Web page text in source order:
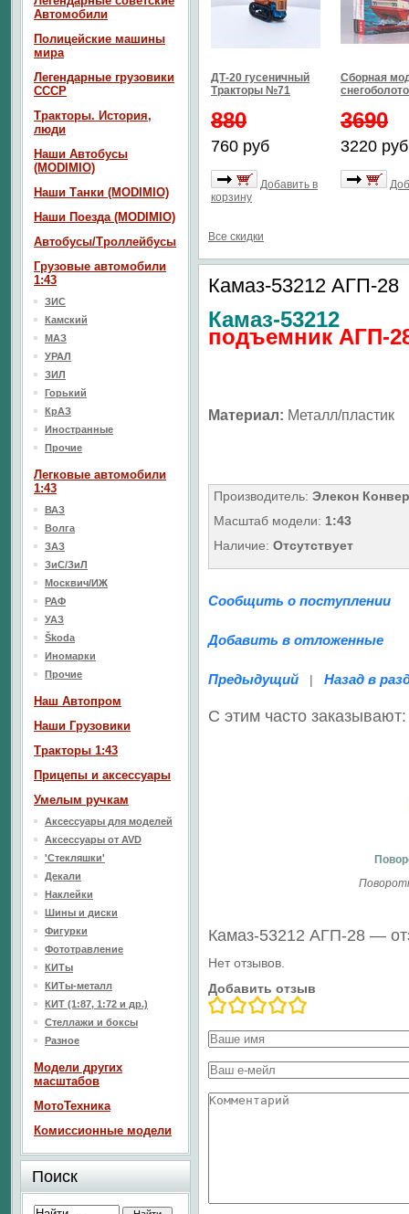
ДТ-20 гусеничный
Тракторы №71
880
760 руб
Добавить в
корзину
Сборная
3690
3220 руб
Все скидки
Камаз-53212 АГП-28
Камаз-53212
подъемник АГП-
Материал: Металл/пластик
Производитель: Элекон
Масштаб модели: 1:43
Наличие: Отсутствует
Сообщить о поступлении
Добавить в отложенные
Предыдущий | Назад в
С этим часто заказывают:
Камаз-53212 АГП-28 —
Нет отзывов.
Добавить отзыв
Автомобили
Полицейские машины
мира
Легендарные грузовики
СССР
Тракторы. История,
люди
Наши Автобусы
(MODIMIO)
Наши Танки (MODIMIO)
Наши Поезда (MODIMIO)
Автобусы/Троллейбусы
Грузовые автомобили
1:43
ЗИС
Камский
МАЗ
УРАЛ
ЗИЛ
Горький
КрАЗ
Иностранные
Прочие
Легковые автомобили
1:43
ВАЗ
Волга
ЗАЗ
ЗиС/ЗиЛ
Москвич/ИЖ
РАФ
УАЗ
Škoda
Иномарки
Прочие
Наш Aвтопром
Наши Грузовики
Тракторы 1:43
Прицепы и аксессуары
Умелым ручкам
Аксессуары для моделей
Аксессуары от AVD
'Стекляшки'
Декали
Наклейки
Шины и диски
Фигурки
Фототравление
КИТы
КИТы-металл
КИТ (1:87, 1:72 и др.)
Стеллажи и боксы
Разное
Модели других
масштабов
МотоТехника
Комиссионные модели
Поиск